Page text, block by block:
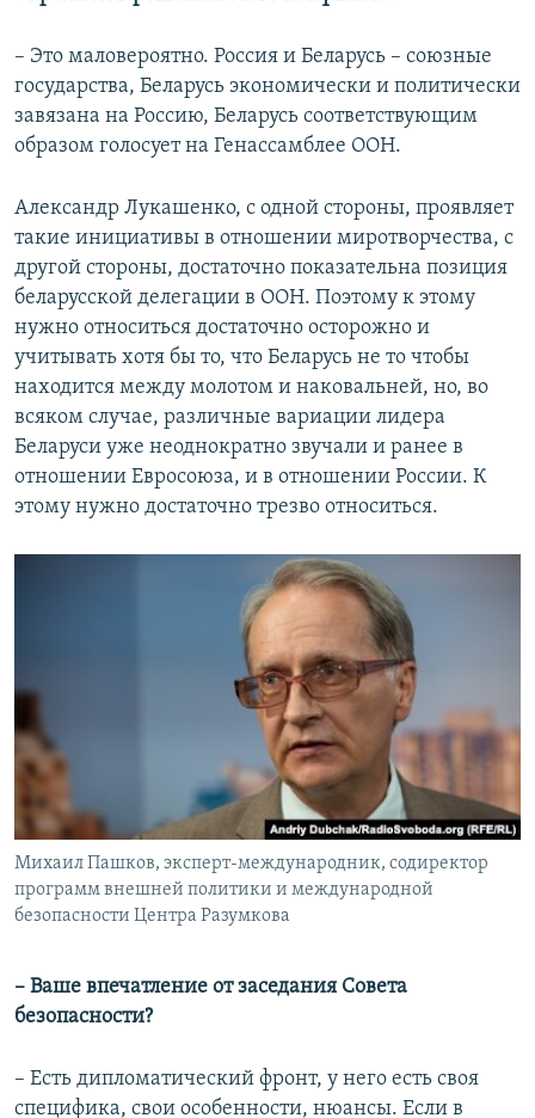
– Это маловероятно. Россия и Беларусь – союзные
государства, Беларусь экономически и политически
завязана на Россию, Беларусь соответствующим
образом голосует на Генассамблее ООН.
Александр Лукашенко, с одной стороны, проявляет
такие инициативы в отношении миротворчества, с
другой стороны, достаточно показательна позиция
беларусской делегации в ООН. Поэтому к этому
нужно относиться достаточно осторожно и
учитывать хотя бы то, что Беларусь не то чтобы
находится между молотом и наковальней, но, во
всяком случае, различные вариации лидера
Беларуси уже неоднократно звучали и ранее в
отношении Евросоюза, и в отношении России. К
этому нужно достаточно трезво относиться.
Михаил Пашков, эксперт-международник, содиректор
программ внешней политики и международной
безопасности Центра Разумкова
– Ваше впечатление от заседания Совета
безопасности?
– Есть дипломатический фронт, у него есть своя
специфика, свои особенности, нюансы. Если в